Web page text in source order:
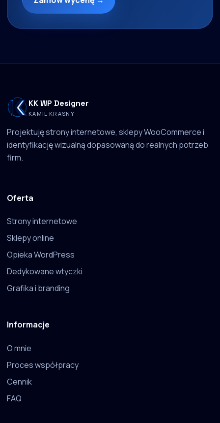
KK WP Designer
KAMIL KRASNY
Projektuję strony internetowe, sklepy WooCommerce i
identyfikację wizualną dopasowaną do realnych potrzeb
firm.
Oferta
Strony internetowe
Sklepy online
Opieka WordPress
Dedykowane wtyczki
Grafika i branding
Informacje
O mnie
Proces współpracy
Cennik
FAQ